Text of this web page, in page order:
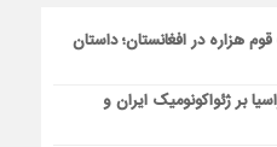
هزاره در افغانستان؛ داستان
بر ژئواکونومیک ایران و